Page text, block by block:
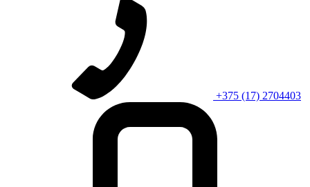
+375 (17) 2704403